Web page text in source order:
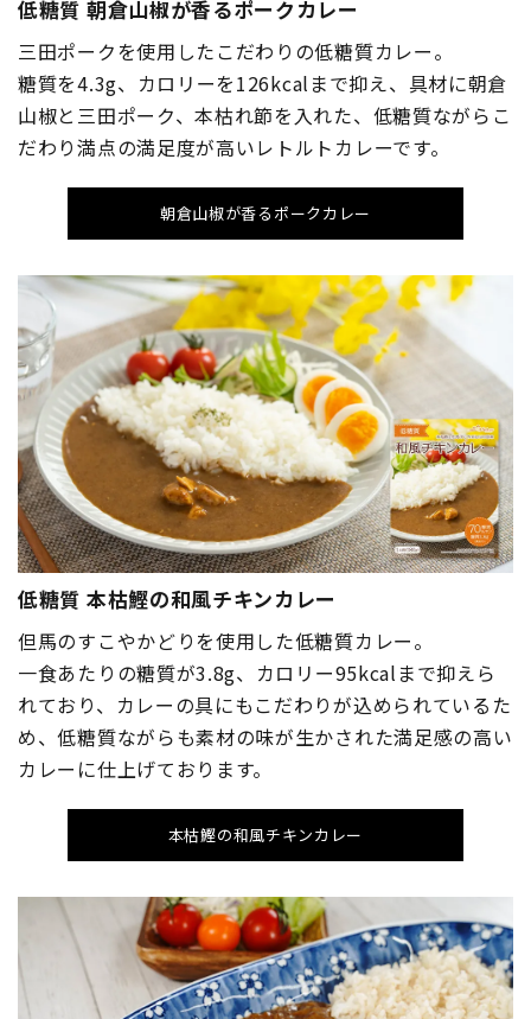
低糖質 朝倉山椒が香るポークカレー
三田ポークを使用したこだわりの低糖質カレー。
糖質を4.3g、カロリーを126kcalまで抑え、具材に朝倉
山椒と三田ポーク、本枯れ節を入れた、低糖質ながらこ
だわり満点の満足度が高いレトルトカレーです。
朝倉山椒が香るポークカレー
低糖質 本枯鰹の和風チキンカレー
但馬のすこやかどりを使用した低糖質カレー。
一食あたりの糖質が3.8g、カロリー95kcalまで抑えら
れており、カレーの具にもこだわりが込められているた
め、低糖質ながらも素材の味が生かされた満足感の高い
カレーに仕上げております。
本枯鰹の和風チキンカレー